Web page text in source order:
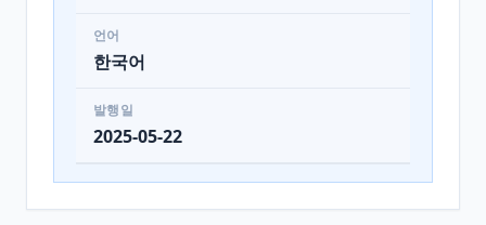
언어
한국어
발행일
2025-05-22